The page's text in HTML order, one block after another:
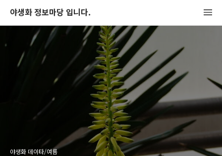
야생화 정보마당 입니다.
야생화 데이타/여름